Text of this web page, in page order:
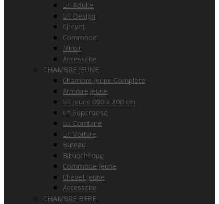
Lit Adulte
Lit Design
Chevet
Commode
Miroir
Accessoire
CHAMBRE JEUNE
Chambre Jeune Complète
Armoire Jeune
Lit Jeune 090 x 200 cm
Lit Superposé
Lit Combiné
Lit Voiture
Bureau
Bibliothèque
Commode Jeune
Chevet Jeune
Accessoire
CHAMBRE BEBE